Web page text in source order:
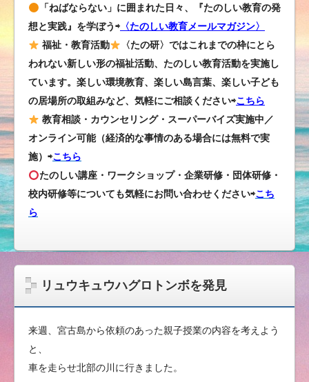
「ねばならない」に囲まれた日々、『たのしい教育の発
想と実践』を学ぼう⇨ 〈たのしい教育メールマガジン〉
福祉・教育活動
〈たの研〉ではこれまでの枠にとら
われない新しい形の福祉活動、たのしい教育活動を実施し
ています。楽しい環境教育、楽しい島言葉、楽しい子ども
の居場所の取組みなど、気軽にご相談ください⇨こちら
教育相談・カウンセリング・スーパーバイズ実施中／
オンライン可能（経済的な事情のある場合には無料で実
施）⇨こちら
たのしい講座・ワークショップ・企業研修・団体研修・
校内研修等についても気軽にお問い合わせください⇨こち
ら
リュウキュウハグロトンボを発見
来週、宮古島から依頼のあった親子授業の内容を考えよう
と、
車を走らせ北部の川に行きました。